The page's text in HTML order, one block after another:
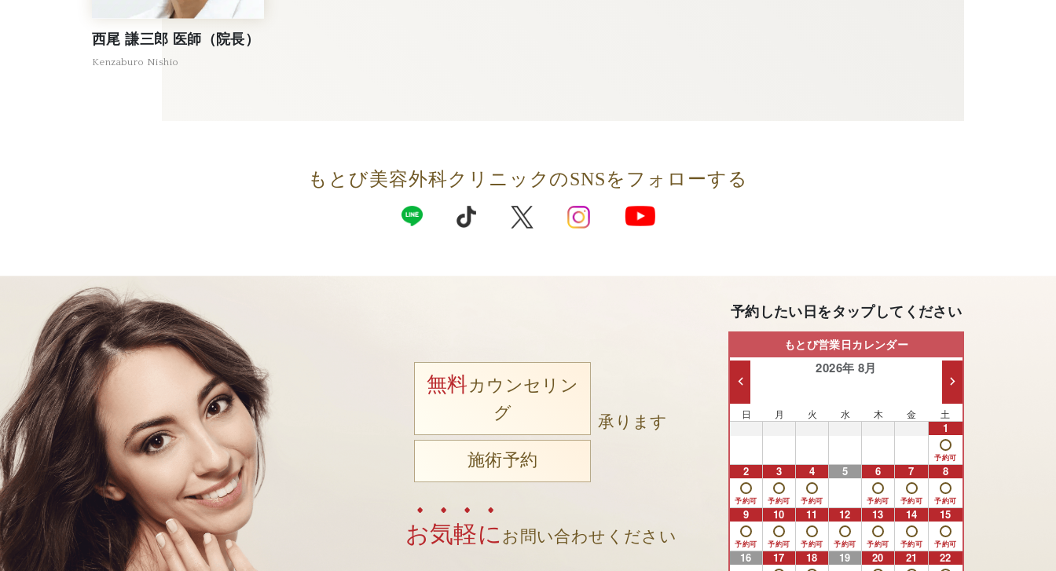
西尾 謙三郎 医師（院長）
Kenzaburo Nishio
もとび美容外科クリニックのSNSをフォローする
無料カウンセリン
グ
施術予約
承ります
お気軽に お問い合わせください
予約したい日をタップしてください
もとび営業日カレンダー
2026年 8月
日 月 火 水 木 金 土
1
2 3 4 5 6 7 8
9 10 11 12 13 14 15
16 17 18 19 20 21 22